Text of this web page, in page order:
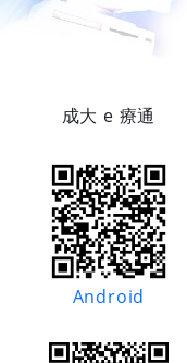
成大 e 療通
Android